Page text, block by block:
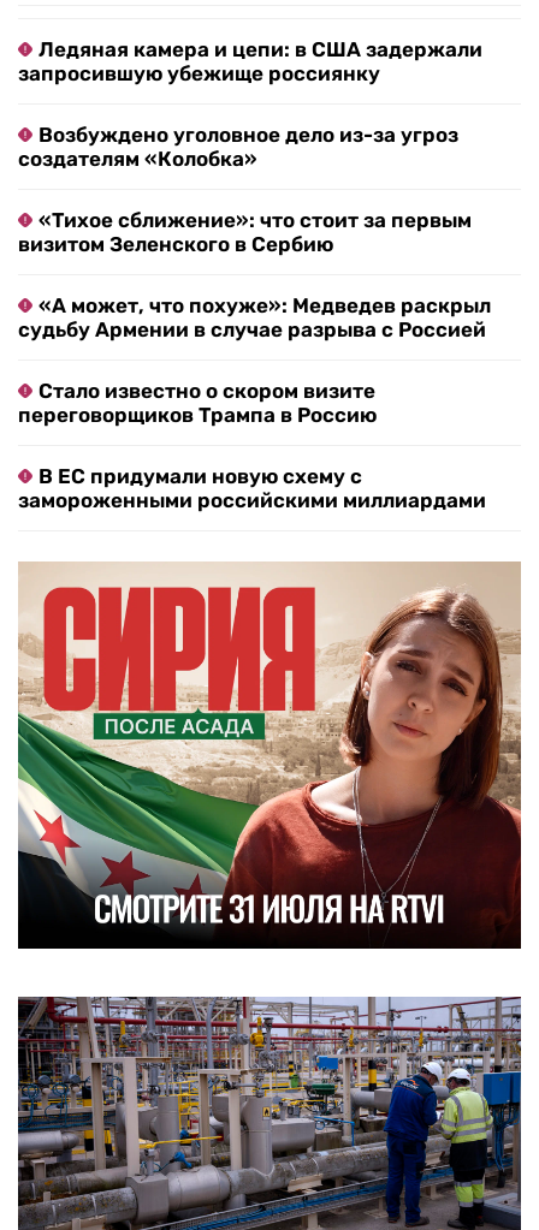
Ледяная камера и цепи: в США задержали
запросившую убежище россиянку
Возбуждено уголовное дело из-за угроз
создателям «Колобка»
«Тихое сближение»: что стоит за первым
визитом Зеленского в Сербию
«А может, что похуже»: Медведев раскрыл
судьбу Армении в случае разрыва с Россией
Стало известно о скором визите
переговорщиков Трампа в Россию
В ЕС придумали новую схему с
замороженными российскими миллиардами